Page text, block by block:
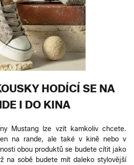
HODÍCÍ SE NA
I DO KINA
Mustang lze vzít kamkoliv chcete.
na rande, ale také v kině nebo v
obou produktů se budete cítit jako
na sobě budete mít daleko stylovější